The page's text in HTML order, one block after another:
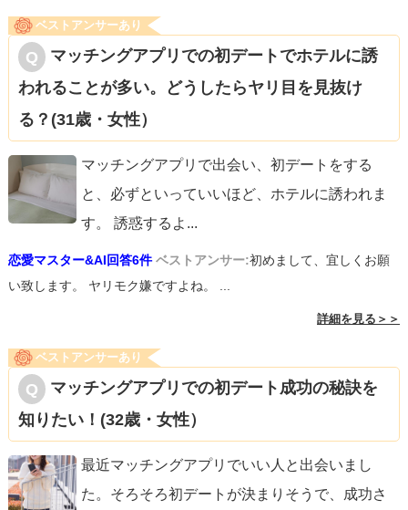
ベストアンサーあり
マッチングアプリでの初デートでホテルに誘
われることが多い。どうしたらヤリ目を見抜け
る？(31歳・女性）
マッチングアプリで出会い、初デートをする
と、必ずといっていいほど、ホテルに誘われま
す。 誘惑するよ ...
恋愛マスター&AI回答6件 ベストアンサー:初めまして、宜しくお願
い致します。 ヤリモク嫌ですよね。 ...
詳細を見る＞＞
ベストアンサーあり
マッチングアプリでの初デート成功の秘訣を
知りたい！(32歳・女性）
最近マッチングアプリでいい人と出会いまし
た。そろそろ初デートが決まりそうで、成功さ